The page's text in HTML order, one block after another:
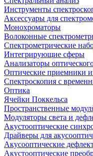
Инструменты
Аксессуары для
Монохроматоры
Волоконные
Спектрометрические
Интегрирующие сферы
Анализаторы
Оптические приемники
Спектроскопия с
Оптика
Ячейки Поккельса
Пространственные
Модуляторы света и
Акустооптические
Драйверы для
Акусооптические
Акустооптические